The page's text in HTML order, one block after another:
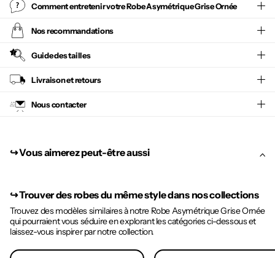
Comment entretenir votreRobe Asymétrique Grise Ornée
Nos recommandations
Guide des tailles
Livraison et retours
Nous contacter
↪︎ Vous aimerez peut-être aussi
↪︎Trouver des robes du même style dans nos collections
Trouvez des modèles similaires à notre Robe Asymétrique Grise Ornée
qui pourraient vous séduire en explorant les catégories ci-dessous et
laissez-vous inspirer par notre collection.